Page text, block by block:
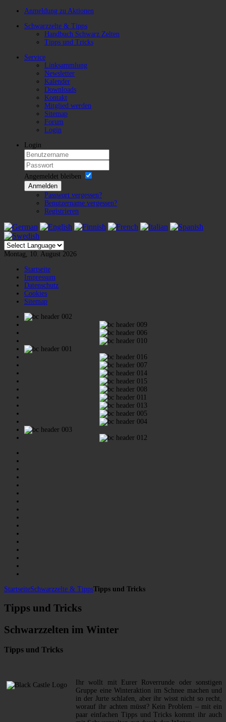
Anmeldung zu Aktionen
Schwarzzelte & Tipps
Handbuch Schwarz Zelten
Tipps und Tricks
Service
Linksammlung
Newsletter
Kalender
Downloads
Kontakt
Mitglied werden
Sitemap
Forum
Login
Login
Angemeldet bleiben
Anmelden
Passwort vergessen?
Benutzername vergessen?
Registrieren
Montag, 10. August 2026
Startseite
Impressum
Datenschutz
Cookies
Sitemap
StartseiteSchwarzzelte & TippsTipps und Tricks
Tipps und Tricks
Schwarzzelten im Winter
Tipps und Tricks
Ihr wollt mit Eurer Roverrunde oder sonstigen
Gruppe eine Winteraktion im Schnee machen und
in der Jurte schlafen, aber ihr wisst nicht so recht,
worauf ihr achten müsst? Kein Problem – mit ein
paar einfachen Tipps und Tricks kommt ihr auch